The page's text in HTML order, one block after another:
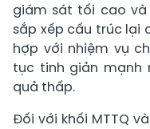
giám sát tối cao
sắp xếp cấu trúc lại
hợp với nhiệm vụ
tục tinh giản mạnh
quả thấp.
Đối với khối MTTQ